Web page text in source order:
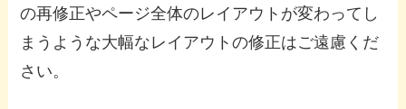
の再修正やページ全体のレイアウトが変わってし
まうような大幅なレイアウトの修正はご遠慮くだ
さい。